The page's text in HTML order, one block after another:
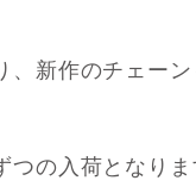
、新作のチェー
の入荷となりま